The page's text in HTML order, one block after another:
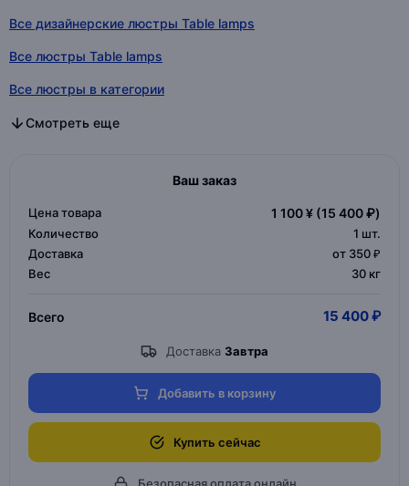
Все дизайнерские люстры Table lamps
Все люстры Table lamps
Все люстры в категории
Все дизайнерские люстры в категории
Все люстры в категории
Смотреть еще
Ваш заказ
Цена товара 1 100 ¥ (15 400 ₽)
Количество 1 шт.
Доставка
от 350 ₽
Вес
30 кг
Всего 15 400 ₽
Доставка Завтра
Добавить в корзину
Купить сейчас
Безопасная оплата онлайн